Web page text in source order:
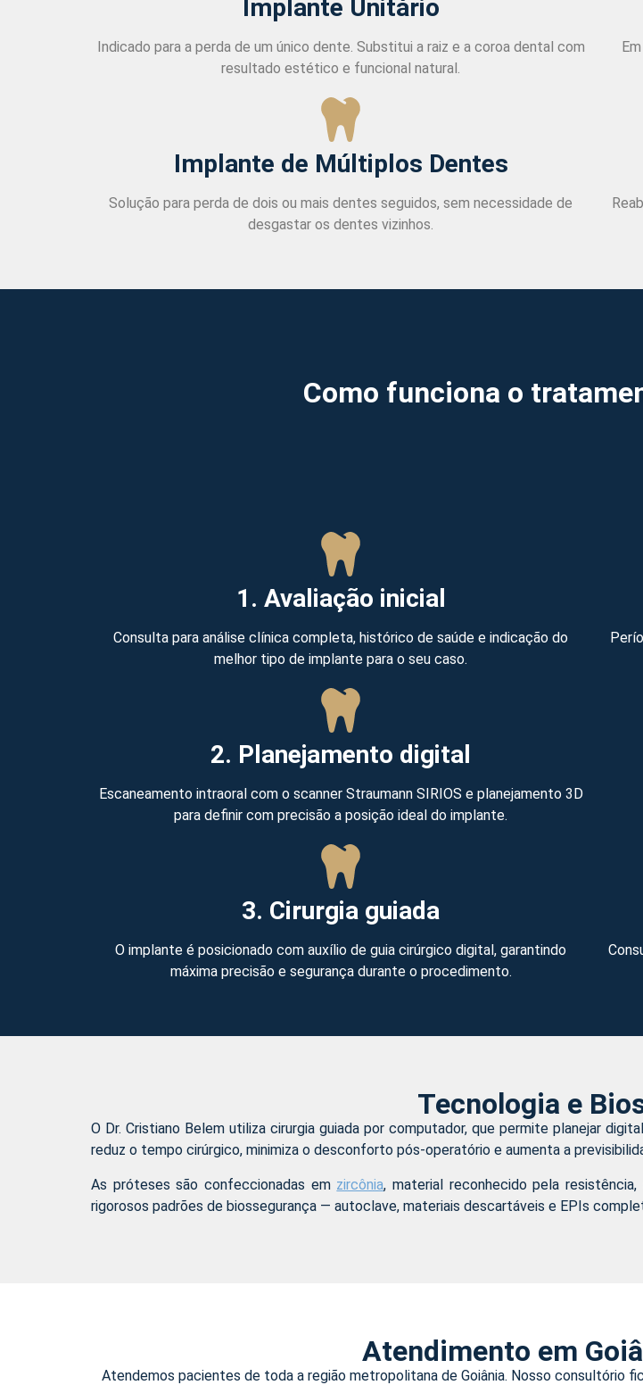
Implante Unitário
Indicado para a perda de um único dente. Substitui a raiz e a coroa dental com
resultado estético e funcional natural.
Implante de Múltiplos Dentes
Solução para perda de dois ou mais dentes seguidos, sem necessidade de
desgastar os dentes vizinhos.
Como funciona o
1. Avaliação inicial
Consulta para análise clínica completa, histórico de saúde e indicação do
melhor tipo de implante para o seu caso.
2. Planejamento digital
Escaneamento intraoral com o scanner Straumann SIRIOS e planejamento 3D
para definir com precisão a posição ideal do implante.
3. Cirurgia guiada
O implante é posicionado com auxílio de guia cirúrgico digital, garantindo
máxima precisão e segurança durante o procedimento.
Tecnologia e
O Dr. Cristiano Belem utiliza cirurgia guiada por computador, que permite planejar
reduz o tempo cirúrgico, minimiza o desconforto pós-operatório e aumenta a
As próteses são confeccionadas em zircônia, material reconhecido pela
rigorosos padrões de biossegurança — autoclave, materiais descartáveis e EPIs
Atendimento em
Atendemos pacientes de toda a região metropolitana de Goiânia. Nosso consultório